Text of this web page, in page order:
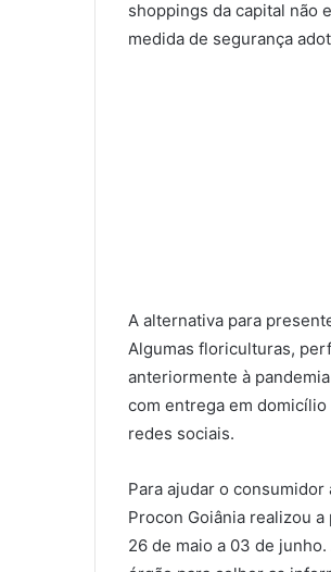
shoppings da capital não
medida de segurança
A alternativa para
Algumas floriculturas,
anteriormente à
com entrega em
redes sociais.
Para ajudar o
Procon Goiânia realizou
26 de maio a 03 de